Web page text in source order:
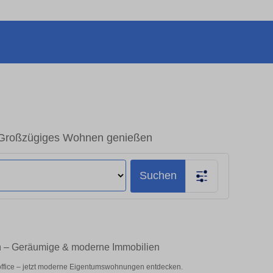
Wohnen genießen
Suchen
Geräumige & moderne Immobilien
– jetzt moderne Eigentumswohnungen entdecken.